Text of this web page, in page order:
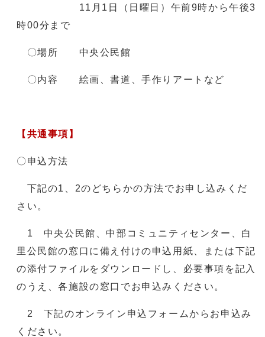
11月1日（日曜日）午前9時から午後3
時00分まで
〇場所 中央公民館
〇内容 絵画、書道、手作りアートなど
【共通事項】
〇申込方法
下記の1、2のどちらかの方法でお申し込みくだ
さい。
1 中央公民館、中部コミュニティセンター、白
里公民館の窓口に備え付けの申込用紙、または下記
の添付ファイルをダウンロードし、必要事項を記入
のうえ、各施設の窓口でお申込みください。
2 下記のオンライン申込フォームからお申込み
ください。